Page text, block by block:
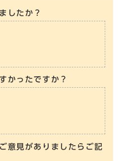
したか？
かったですか？
意見がありましたらご記